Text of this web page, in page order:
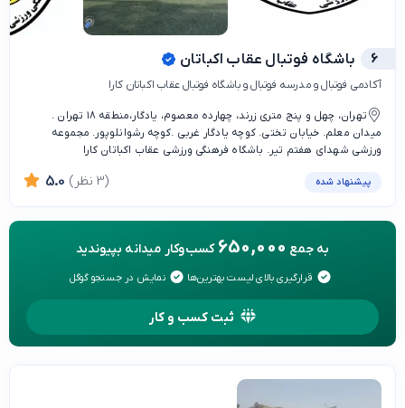
6 باشگاه فوتبال عقاب اکباتان
آکادمی فوتبال و مدرسه فوتبال و باشگاه فوتبال عقاب اکباتان کارا
تهران، چهل و پنج متری زرند، چهارده معصوم، یادگار،منطقه ۱۸ تهران .
میدان معلم. خیابان تختی. کوچه یادگار غربی .کوچه رشوانلوپور. مجموعه
ورزشی شهدای هفتم تیر. باشگاه فرهنگی ورزشی عقاب اکباتان کارا
پیشنهاد شده 5.0 (3 نظر)
به جمع 650,000 کسب‌وکار میدانه بپیوندید
قرارگیری بالای لیست بهترین‌ها نمایش در جستجو گوگل
ثبت کسب و کار